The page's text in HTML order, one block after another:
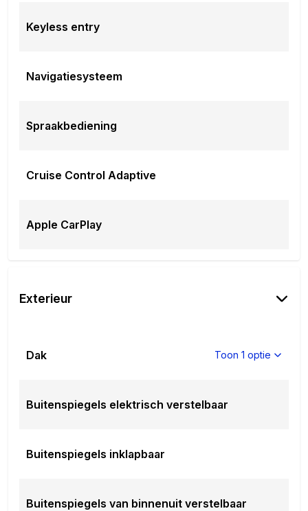
Keyless entry
Navigatiesysteem
Spraakbediening
Cruise Control Adaptive
Apple CarPlay
Exterieur
Dak Toon 1 optie
Buitenspiegels elektrisch verstelbaar
Buitenspiegels inklapbaar
Buitenspiegels van binnenuit verstelbaar